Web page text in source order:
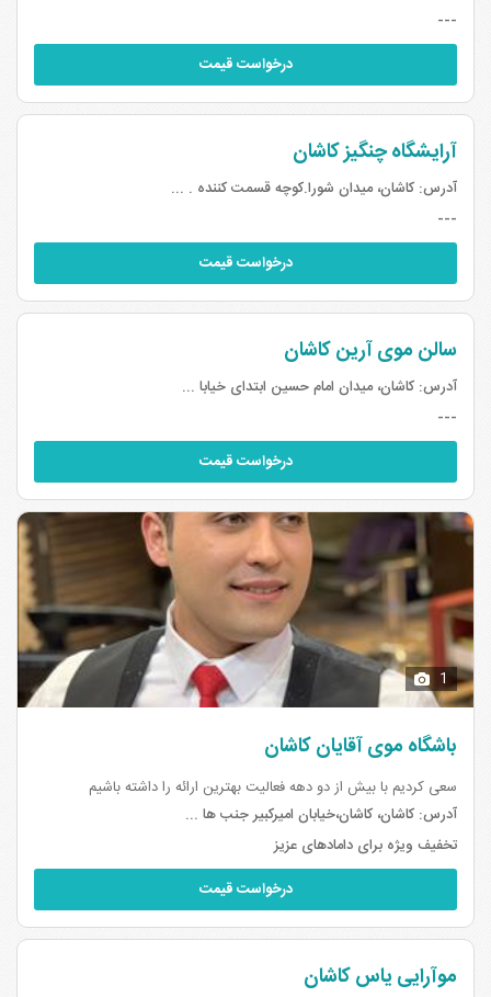
---
درخواست قیمت
آرایشگاه چنگیز کاشان
آدرس: کاشان، میدان شورا.کوچه قسمت کننده . ...
---
درخواست قیمت
سالن موی آرین کاشان
آدرس: کاشان، میدان امام حسین ابتدای خیابا ...
---
درخواست قیمت
1
باشگاه موی آقایان کاشان
سعی کردیم با بیش از دو دهه فعالیت بهترین ارائه را داشته باشیم
آدرس: کاشان، کاشان،خیابان امیرکبیر جنب ها ...
تخفیف ویژه برای دامادهای عزیز
درخواست قیمت
موآرایی یاس کاشان